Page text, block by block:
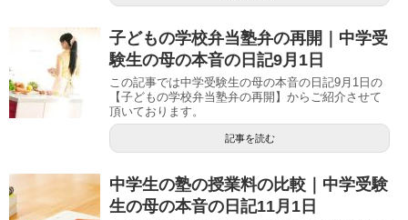
子どもの学校弁当塾弁の再開｜中学受
験生の母の本音の日記9月1日
この記事では中学受験生の母の本音の日記9月1日の
【子どもの学校弁当塾弁の再開】からご紹介させて
頂いております。
記事を読む
中学生の塾の授業料の比較｜中学受験
生の母の本音の日記11月1日